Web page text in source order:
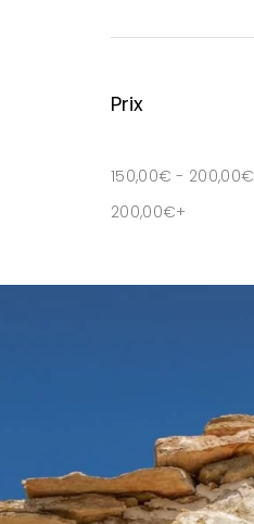
Prix
150,00€ - 200,00€
200,00€+